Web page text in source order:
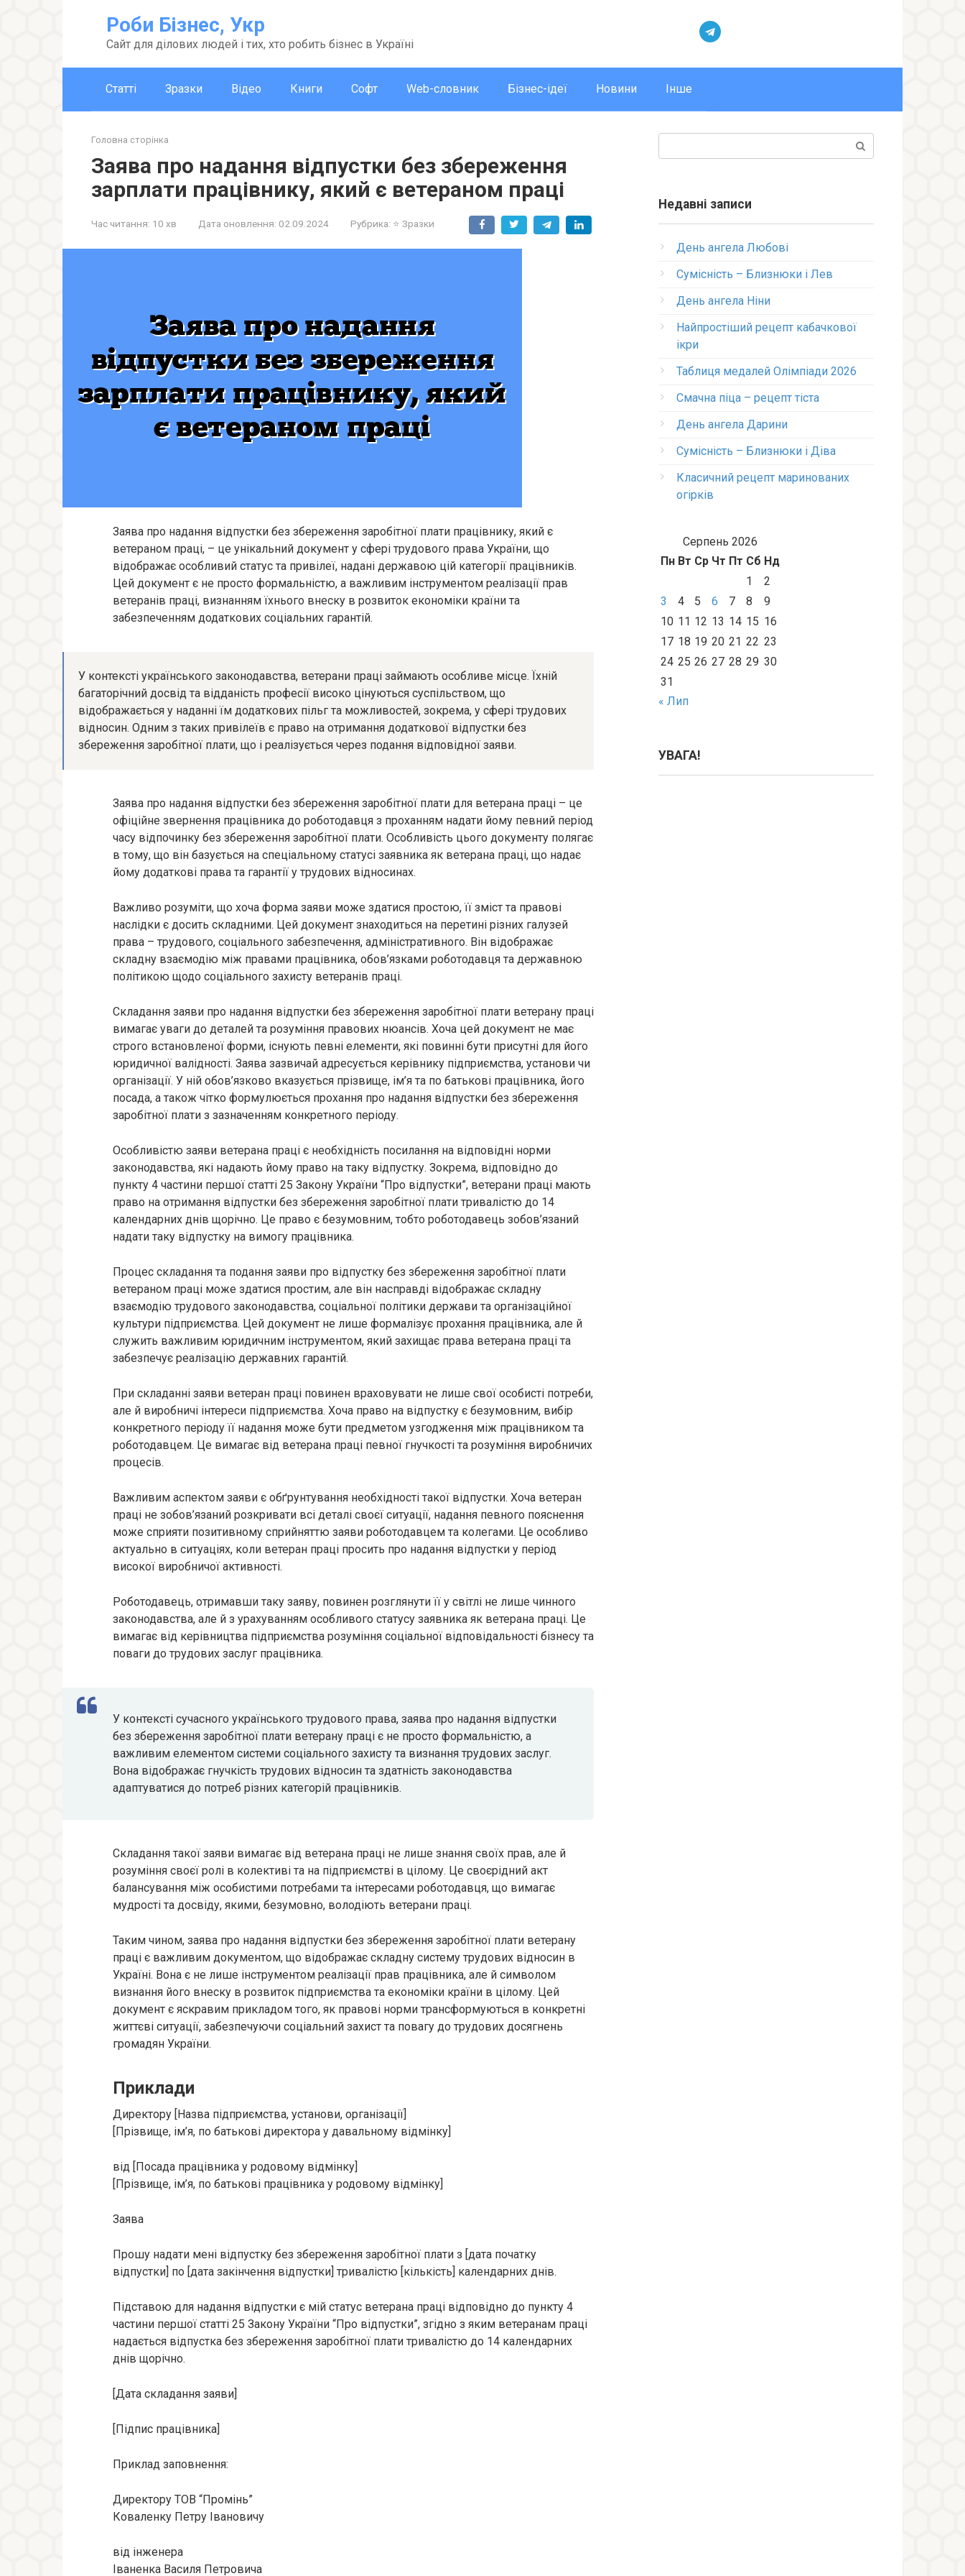
Роби Бізнес, Укр
Сайт для ділових людей і тих, хто робить бізнес в Україні
Статті Зразки Відео Книги Софт Web-словник Бізнес-ідеї Новини Інше
Головна сторінка
Заява про надання відпустки без збереження
зарплати працівнику, який є ветераном праці
Час читання: 10 хв Дата оновлення: 02.09.2024 Рубрика: ⭐ Зразки
Заява про надання відпустки без збереження заробітної плати працівнику, який є
ветераном праці, – це унікальний документ у сфері трудового права України, що
відображає особливий статус та привілеї, надані державою цій категорії працівників.
Цей документ є не просто формальністю, а важливим інструментом реалізації прав
ветеранів праці, визнанням їхнього внеску в розвиток економіки країни та
забезпеченням додаткових соціальних гарантій.
У контексті українського законодавства, ветерани праці займають особливе місце. Їхній
багаторічний досвід та відданість професії високо цінуються суспільством, що
відображається у наданні їм додаткових пільг та можливостей, зокрема, у сфері трудових
відносин. Одним з таких привілеїв є право на отримання додаткової відпустки без
збереження заробітної плати, що і реалізується через подання відповідної заяви.
Заява про надання відпустки без збереження заробітної плати для ветерана праці – це
офіційне звернення працівника до роботодавця з проханням надати йому певний період
часу відпочинку без збереження заробітної плати. Особливість цього документу полягає
в тому, що він базується на спеціальному статусі заявника як ветерана праці, що надає
йому додаткові права та гарантії у трудових відносинах.
Важливо розуміти, що хоча форма заяви може здатися простою, її зміст та правові
наслідки є досить складними. Цей документ знаходиться на перетині різних галузей
права – трудового, соціального забезпечення, адміністративного. Він відображає
складну взаємодію між правами працівника, обов’язками роботодавця та державною
політикою щодо соціального захисту ветеранів праці.
Складання заяви про надання відпустки без збереження заробітної плати ветерану праці
вимагає уваги до деталей та розуміння правових нюансів. Хоча цей документ не має
строго встановленої форми, існують певні елементи, які повинні бути присутні для його
юридичної валідності. Заява зазвичай адресується керівнику підприємства, установи чи
організації. У ній обов’язково вказується прізвище, ім’я та по батькові працівника, його
посада, а також чітко формулюється прохання про надання відпустки без збереження
заробітної плати з зазначенням конкретного періоду.
Особливістю заяви ветерана праці є необхідність посилання на відповідні норми
законодавства, які надають йому право на таку відпустку. Зокрема, відповідно до
пункту 4 частини першої статті 25 Закону України “Про відпустки”, ветерани праці мають
право на отримання відпустки без збереження заробітної плати тривалістю до 14
календарних днів щорічно. Це право є безумовним, тобто роботодавець зобов’язаний
надати таку відпустку на вимогу працівника.
Процес складання та подання заяви про відпустку без збереження заробітної плати
ветераном праці може здатися простим, але він насправді відображає складну
взаємодію трудового законодавства, соціальної політики держави та організаційної
культури підприємства. Цей документ не лише формалізує прохання працівника, але й
служить важливим юридичним інструментом, який захищає права ветерана праці та
забезпечує реалізацію державних гарантій.
При складанні заяви ветеран праці повинен враховувати не лише свої особисті потреби,
але й виробничі інтереси підприємства. Хоча право на відпустку є безумовним, вибір
конкретного періоду її надання може бути предметом узгодження між працівником та
роботодавцем. Це вимагає від ветерана праці певної гнучкості та розуміння виробничих
процесів.
Важливим аспектом заяви є обґрунтування необхідності такої відпустки. Хоча ветеран
праці не зобов’язаний розкривати всі деталі своєї ситуації, надання певного пояснення
може сприяти позитивному сприйняттю заяви роботодавцем та колегами. Це особливо
актуально в ситуаціях, коли ветеран праці просить про надання відпустки у період
високої виробничої активності.
Роботодавець, отримавши таку заяву, повинен розглянути її у світлі не лише чинного
законодавства, але й з урахуванням особливого статусу заявника як ветерана праці. Це
вимагає від керівництва підприємства розуміння соціальної відповідальності бізнесу та
поваги до трудових заслуг працівника.
У контексті сучасного українського трудового права, заява про надання відпустки
без збереження заробітної плати ветерану праці є не просто формальністю, а
важливим елементом системи соціального захисту та визнання трудових заслуг.
Вона відображає гнучкість трудових відносин та здатність законодавства
адаптуватися до потреб різних категорій працівників.
Складання такої заяви вимагає від ветерана праці не лише знання своїх прав, але й
розуміння своєї ролі в колективі та на підприємстві в цілому. Це своєрідний акт
балансування між особистими потребами та інтересами роботодавця, що вимагає
мудрості та досвіду, якими, безумовно, володіють ветерани праці.
Таким чином, заява про надання відпустки без збереження заробітної плати ветерану
праці є важливим документом, що відображає складну систему трудових відносин в
Україні. Вона є не лише інструментом реалізації прав працівника, але й символом
визнання його внеску в розвиток підприємства та економіки країни в цілому. Цей
документ є яскравим прикладом того, як правові норми трансформуються в конкретні
життєві ситуації, забезпечуючи соціальний захист та повагу до трудових досягнень
громадян України.
Приклади
Директору [Назва підприємства, установи, організації]
[Прізвище, ім’я, по батькові директора у давальному відмінку]
від [Посада працівника у родовому відмінку]
[Прізвище, ім’я, по батькові працівника у родовому відмінку]
Заява
Прошу надати мені відпустку без збереження заробітної плати з [дата початку
відпустки] по [дата закінчення відпустки] тривалістю [кількість] календарних днів.
Підставою для надання відпустки є мій статус ветерана праці відповідно до пункту 4
частини першої статті 25 Закону України “Про відпустки”, згідно з яким ветеранам праці
надається відпустка без збереження заробітної плати тривалістю до 14 календарних
днів щорічно.
[Дата складання заяви]
[Підпис працівника]
Приклад заповнення:
Директору ТОВ “Промінь”
Коваленку Петру Івановичу
від інженера
Іваненка Василя Петровича
Недавні записи
День ангела Любові
Сумісність – Близнюки і Лев
День ангела Ніни
Найпростіший рецепт кабачкової
ікри
Таблиця медалей Олімпіади 2026
Смачна піца – рецепт тіста
День ангела Дарини
Сумісність – Близнюки і Діва
Класичний рецепт маринованих
огірків
Серпень 2026
Пн Вт Ср Чт Пт Сб Нд
1
2
3
4 5 6 7 8
9
10 11 12 13 14 15 16
17 18 19 20 21 22 23
24 25 26 27 28 29 30
31
« Лип
УВАГА!